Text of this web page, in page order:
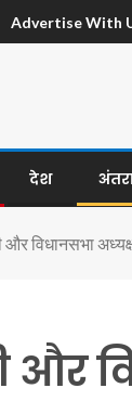
Advertise With
देश
और विधानसभा
और